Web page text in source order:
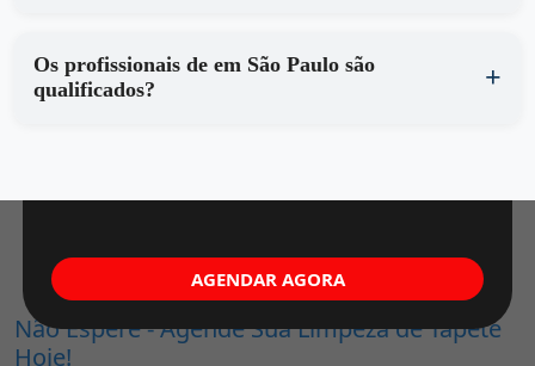
Os profissionais de em São Paulo são
qualificados?
Não Espere - Agende Sua Limpeza de Tapete
Hoje!
AGENDAR AGORA